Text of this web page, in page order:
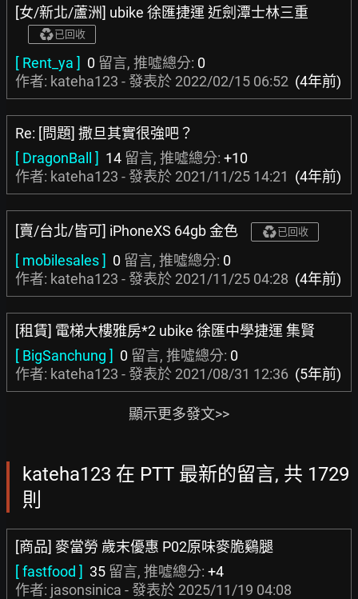
[女/新北/蘆洲] ubike 徐匯捷運 近劍潭士林三重
已回收
[ Rent_ya ] 0 留言, 推噓總分: 0
作者: kateha123 - 發表於 2022/02/15 06:52 (4年前)
Re: [問題] 撒旦其實很強吧？
[ DragonBall ] 14 留言, 推噓總分: +10
作者: kateha123 - 發表於 2021/11/25 14:21 (4年前)
[賣/台北/皆可] iPhoneXS 64gb 金色 已回收
[ mobilesales ] 0 留言, 推噓總分: 0
作者: kateha123 - 發表於 2021/11/25 04:28 (4年前)
[租賃] 電梯大樓雅房*2 ubike 徐匯中學捷運 集賢
[ BigSanchung ] 0 留言, 推噓總分: 0
作者: kateha123 - 發表於 2021/08/31 12:36 (5年前)
顯示更多發文>>
kateha123 在 PTT 最新的留言, 共 1729
則
[商品] 麥當勞 歲末優惠 P02原味麥脆鷄腿
[ fastfood ] 35 留言, 推噓總分: +4
作者: jasonsinica - 發表於 2025/11/19 04:08